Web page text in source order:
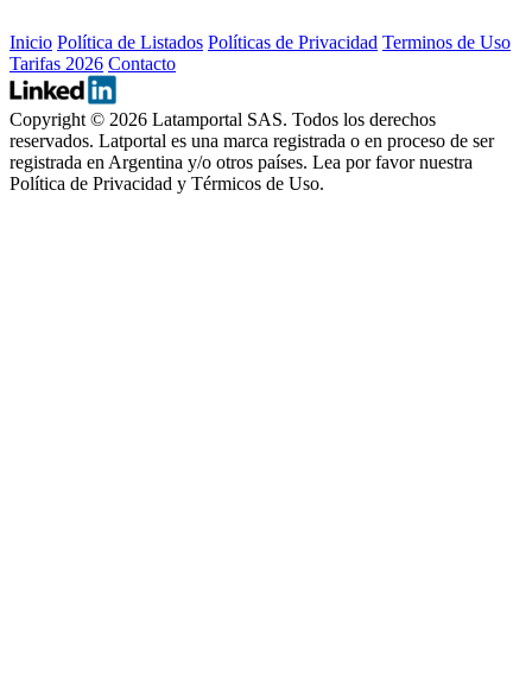
Inicio Política de Listados Políticas de Privacidad Terminos de Uso
Tarifas 2026 Contacto
Copyright © 2026 Latamportal SAS. Todos los derechos
reservados. Latportal es una marca registrada o en proceso de ser
registrada en Argentina y/o otros países. Lea por favor nuestra
Política de Privacidad y Térmicos de Uso.